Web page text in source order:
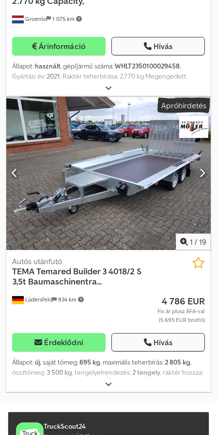
háromszor mélységben állítható tartóval, automata
a raktér alatt, fékezett, garanciával, V-típusú tűzihorganyzott
vonórúd, 13 pólusú csatlakozó, tolatólámpa, 18 mm padlólemez,
oldalonként 7 rögzítőgyűrű a vázprofilban, perforációs lyukazás a
külső vázprofilban. Dcodjgh Nqrepfx Ai Tjk
Groenlo 1 075 km
Árinformáció Hívás
Állapot: használt, gép/jármű száma:WHLT2350100029458,
Gyártási év:2021, Raktér teherbírása: 2.770 kg Megengedett
össztömeg: 730 kg ÁFA/adókülönbözet: ÁFA levonható Első
abroncsok állapota: 100 Hátsó abroncsok állapota: 100 Dsdpfxeutx
Hyo Ai Tsck Első gumiabroncsok: - Hátsó gumiabroncsok: -
További információkért keresse a PFEIFER GROUP-ot.
Apróhirdetés
1 / 19
Lüdersfeld 934 km
Autós utánfutó
TEMATemared Builder 3 4018/2 S
3,5t Baumaschinentra...
4 786 EUR
Fix ár plusz ÁFA-val
(5 695 EUR bruttó)
Érdeklődni Hívás
Állapot:új, saját tömeg:695 kg, maximális teherbírás:2 805 kg,
össztömeg: 3 500 kg, tengelyelrendezés:2 tengely, raktér hossza:
, rakodótér szélesség:1 822 mm
futásteljesítmény:50 km, hajtástípus:mechanikai,
gépszállító utánfutó / Építőipari gépszállító trailer
Személygépkocsi utánfutó Állapot: Új (Gyártási év: 2026) Műszaki
TruckScout24